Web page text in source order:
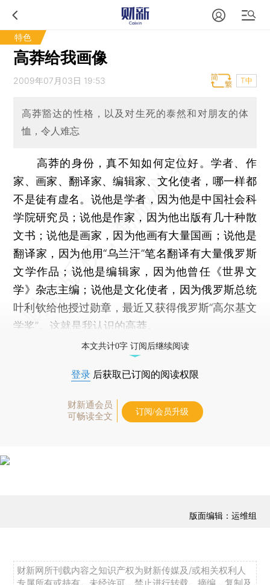
特色
高莽给我画像
2009年07月03日 19:53 T中
高莽豁达的性格，以及对生死的泰然和对朋友的体
恤，令人难忘
高莽的身份，真不知如何定位好。学者、作
家、画家、翻译家、编辑家、文化使者，哪一样都
不是徒有虚名。说他是学者，因为他是中国社会科
学院研究员；说他是作家，因为他出版有几十种散
文书；说他是画家，因为他画有大量国画；说他是
翻译家，因为他用“乌兰汗”笔名翻译有大量俄罗斯
文学作品；说他是编辑家，因为他曾任《世界文
学》杂志主编；说他是文化使者，因为俄罗斯总统
叶利钦给他授过勋章，最近又获得俄罗斯“高尔基文
学奖”。这就是我认识的高莽。
本文共计0字 订阅后继续阅读
登录 后获取已订阅的阅读权限
财新通会员
可畅读全文
订阅/会员升级
版面编辑：运维组
财新网所刊载内容之知识产权为财新传媒及/或相关权利人